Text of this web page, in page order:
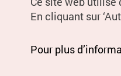
En cliquant sur
Pour plus